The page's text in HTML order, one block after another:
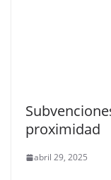
proximidad
abril 29, 2025